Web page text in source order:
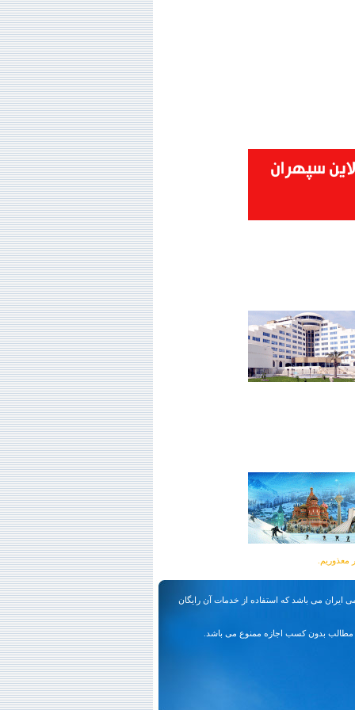
ایران می باشد که استفاده از خدمات آن رایگان
بدون کسب اجازه ممنوع می باشد.